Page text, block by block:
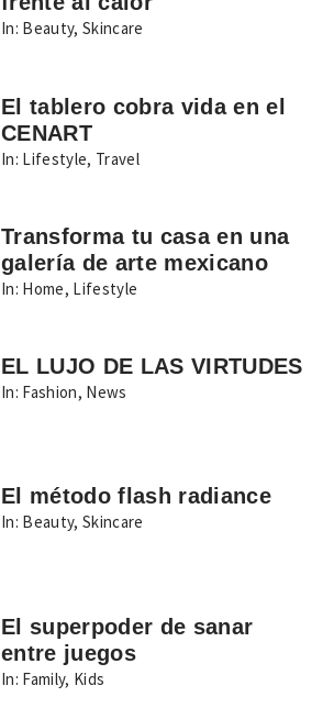
In: Beauty,Skincare
El tablero cobra vida en el
CENART
In: Lifestyle, Travel
Transforma tu casa en una
galería de arte mexicano
In: Home, Lifestyle
EL LUJO DE LAS VIRTUDES
In: Fashion, News
El método flash radiance
In: Beauty,Skincare
El superpoder de sanar
entre juegos
In: Family, Kids